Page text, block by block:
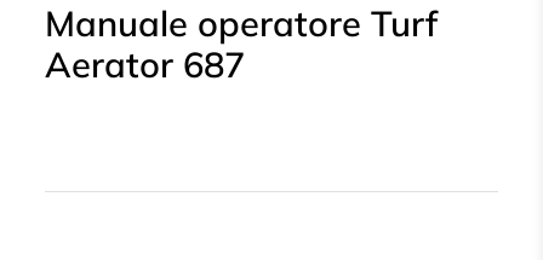
Manuale operatore Turf
Aerator 687